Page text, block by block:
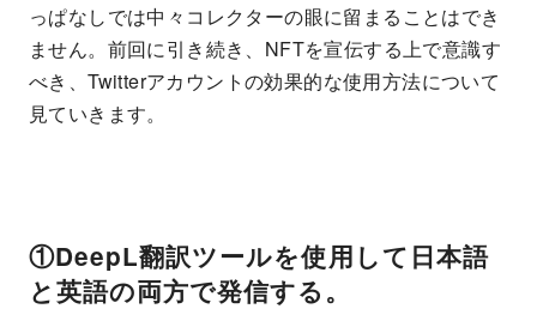
っぱなしでは中々コレクターの眼に留まることはでき
ません。前回に引き続き、NFTを宣伝する上で意識す
べき、Twitterアカウントの効果的な使用方法について
見ていきます。
①DeepL翻訳ツールを使用して日本語
と英語の両方で発信する。